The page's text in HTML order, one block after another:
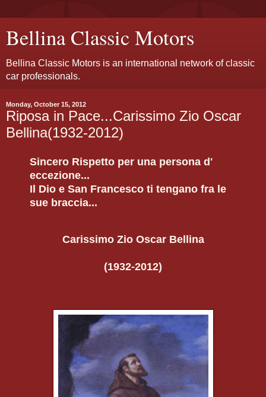
Bellina Classic Motors
Bellina Classic Motors is an international network of classic
car professionals.
Monday, October 15, 2012
Riposa in Pace...Carissimo Zio Oscar
Bellina(1932-2012)
Sincero Rispetto per una persona d'
eccezione...
Il Dio e San Francesco ti tengano fra le
sue braccia...
Carissimo Zio Oscar Bellina
(1932-2012)